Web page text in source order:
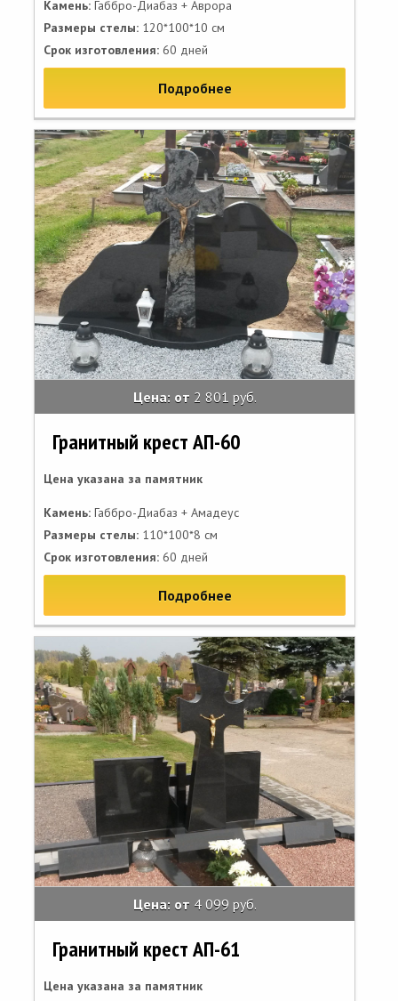
Камень: Габбро-Диабаз + Аврора
Размеры стелы: 120*100*10 см
Срок изготовления: 60 дней
Подробнее
Цена: от 2 801 руб.
Гранитный крест АП-60
Цена указана за памятник
Камень: Габбро-Диабаз + Амадеус
Размеры стелы: 110*100*8 см
Срок изготовления: 60 дней
Подробнее
Цена: от 4 099 руб.
Гранитный крест АП-61
Цена указана за памятник